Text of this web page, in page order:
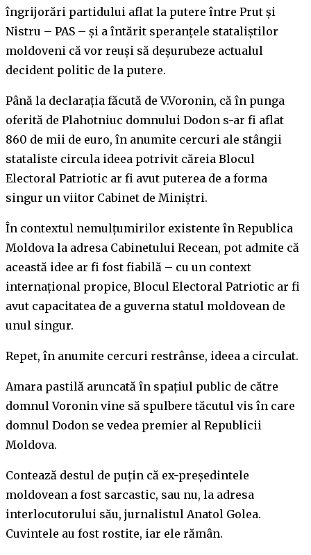
îngrijorări partidului aflat la putere între Prut și
Nistru – PAS – și a întărit speranțele stataliștilor
moldoveni că vor reuși să deșurubeze actualul
decident politic de la putere.
Până la declarația făcută de V.Voronin, că în punga
oferită de Plahotniuc domnului Dodon s-ar fi aflat
860 de mii de euro, în anumite cercuri ale stângii
stataliste circula ideea potrivit căreia Blocul
Electoral Patriotic ar fi avut puterea de a forma
singur un viitor Cabinet de Miniștri.
În contextul nemulțumirilor existente în Republica
Moldova la adresa Cabinetului Recean, pot admite că
această idee ar fi fost fiabilă – cu un context
internațional propice, Blocul Electoral Patriotic ar fi
avut capacitatea de a guverna statul moldovean de
unul singur.
Repet, în anumite cercuri restrânse, ideea a circulat.
Amara pastilă aruncată în spațiul public de către
domnul Voronin vine să spulbere tăcutul vis în care
domnul Dodon se vedea premier al Republicii
Moldova.
Contează destul de puțin că ex-președintele
moldovean a fost sarcastic, sau nu, la adresa
interlocutorului său, jurnalistul Anatol Golea.
Cuvintele au fost rostite, iar ele rămân.